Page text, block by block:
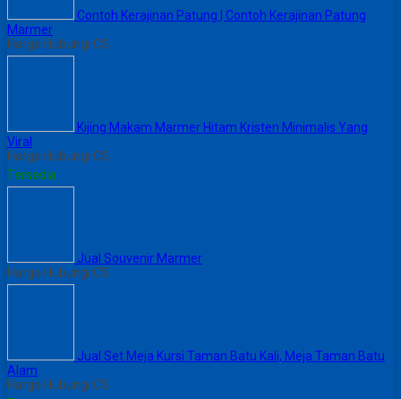
Contoh Kerajinan Patung | Contoh Kerajinan Patung
Marmer
Harga Hubungi CS
Kijing Makam Marmer Hitam Kristen Minimalis Yang
Viral
Harga Hubungi CS
Tersedia
Jual Souvenir Marmer
Harga Hubungi CS
Jual Set Meja Kursi Taman Batu Kali, Meja Taman Batu
Alam
Harga Hubungi CS